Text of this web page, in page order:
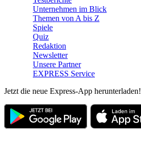
Unternehmen im Blick
Themen von A bis Z
Spiele
Quiz
Redaktion
Newsletter
Unsere Partner
EXPRESS Service
Jetzt die neue Express-App herunterladen!